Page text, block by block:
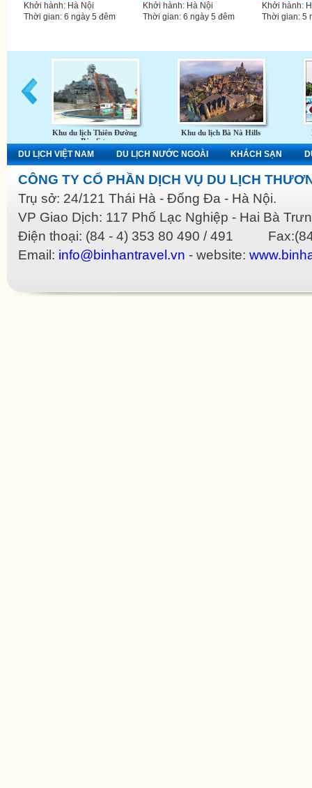
Khởi hành: Hà Nội
Thời gian: 6 ngày 5 đêm
Khởi hành: Hà Nội
Thời gian: 6 ngày 5 đêm
Khởi hành:
Thời gian: 5
Khu du lịch Thiên Đường
Bảo Sơn
Khu du lịch Bà Nà Hills
DU LỊCH VIỆT NAM DU LỊCH NƯỚC NGOÀI KHÁCH SẠN
CÔNG TY CỔ PHẦN DỊCH VỤ DU LỊCH
Trụ sở: 24/121 Thái Hà - Đống Đa - Hà Nội.
VP Giao Dịch: 117 Phố Lạc Nghiệp - Hai Bà
Điện thoại: (84 - 4) 353 80 490 / 491 Fax:(84
Email: info@binhantravel.vn - website: